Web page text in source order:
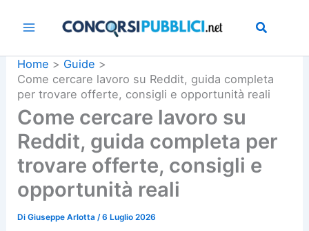
Home
Guide
Come cercare lavoro su Reddit, guida completa
per trovare offerte, consigli e opportunità reali
Come cercare lavoro su
Reddit, guida completa per
trovare offerte, consigli e
opportunità reali
DiGiuseppe Arlotta /6 Luglio 2026